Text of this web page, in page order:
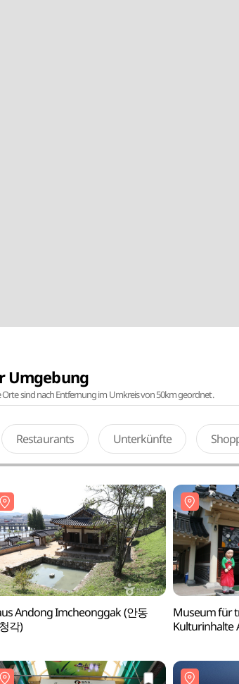
Umgebung
sind nach Entfernung im Umkreis von 50km geordnet.
Restaurants Unterkünfte
Andong Imcheonggak (안동
각)
Museum für
Kulturinhalte